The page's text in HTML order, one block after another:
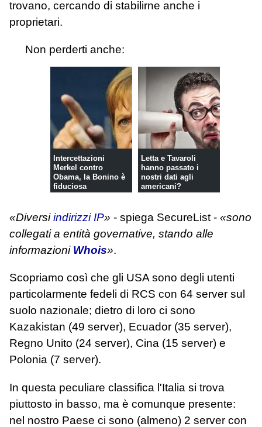
trovano, cercando di stabilirne anche i
proprietari.
Non perderti anche:
Intercettazioni
Merkel contro
Obama, la Bonino è
fiduciosa
Letta e Tavaroli
hanno passato i
nostri dati agli
americani?
«Diversiindirizzi IP» - spiega SecureList - «sono
collegati a entità governative, stando alle
informazioni Whois».
Scopriamo così che gli USA sono degli utenti
particolarmente fedeli di RCS con 64 server sul
suolo nazionale; dietro di loro ci sono
Kazakistan (49 server), Ecuador (35 server),
Regno Unito (24 server), Cina (15 server) e
Polonia (7 server).
In questa peculiare classifica l'Italia si trova
piuttosto in basso, ma è comunque presente:
nel nostro Paese ci sono (almeno) 2 server con